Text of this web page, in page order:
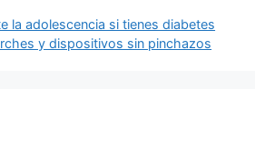
la adolescencia si tienes diabetes
y dispositivos sin pinchazos